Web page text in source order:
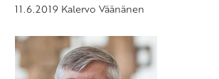
11.6.2019 Kalervo Väänänen